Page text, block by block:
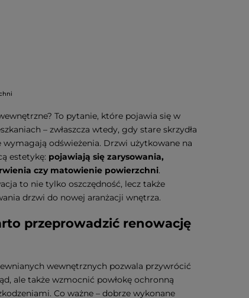
To pytanie, które pojawia się w
– zwłaszcza wtedy, gdy stare skrzydła
wymagają odświeżenia. Drzwi użytkowane na
estetykę: pojawiają się zarysowania,
czy matowienie powierzchni.
to nie tylko oszczędność, lecz także
drzwi do nowej aranżacji wnętrza.
przeprowadzić renowację
wewnętrznych pozwala przywrócić
ale także wzmocnić powłokę ochronną
Co ważne – dobrze wykonane